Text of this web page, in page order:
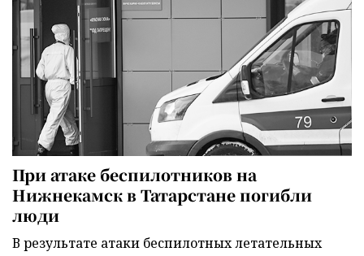
При атаке беспилотников на
Нижнекамск в Татарстане погибли
люди
В результате атаки беспилотных летательных